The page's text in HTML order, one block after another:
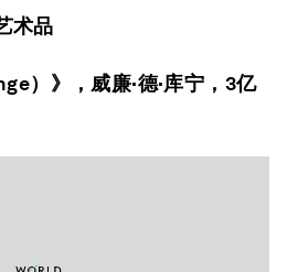
术品
）》，威廉·德·库宁，3亿